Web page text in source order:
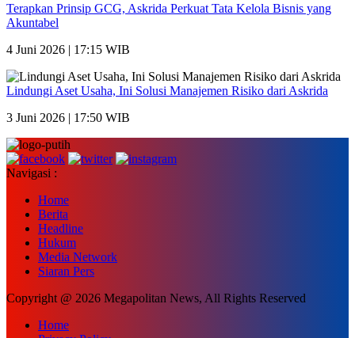
Terapkan Prinsip GCG, Askrida Perkuat Tata Kelola Bisnis yang
Akuntabel
4 Juni 2026 | 17:15 WIB
Lindungi Aset Usaha, Ini Solusi Manajemen Risiko dari Askrida
3 Juni 2026 | 17:50 WIB
Navigasi :
Home
Berita
Headline
Hukum
Media Network
Siaran Pers
Copyright @ 2026 Megapolitan News, All Rights Reserved
Home